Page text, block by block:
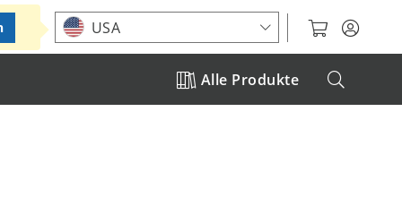
Standort auswählen
Alle Produkte
USA